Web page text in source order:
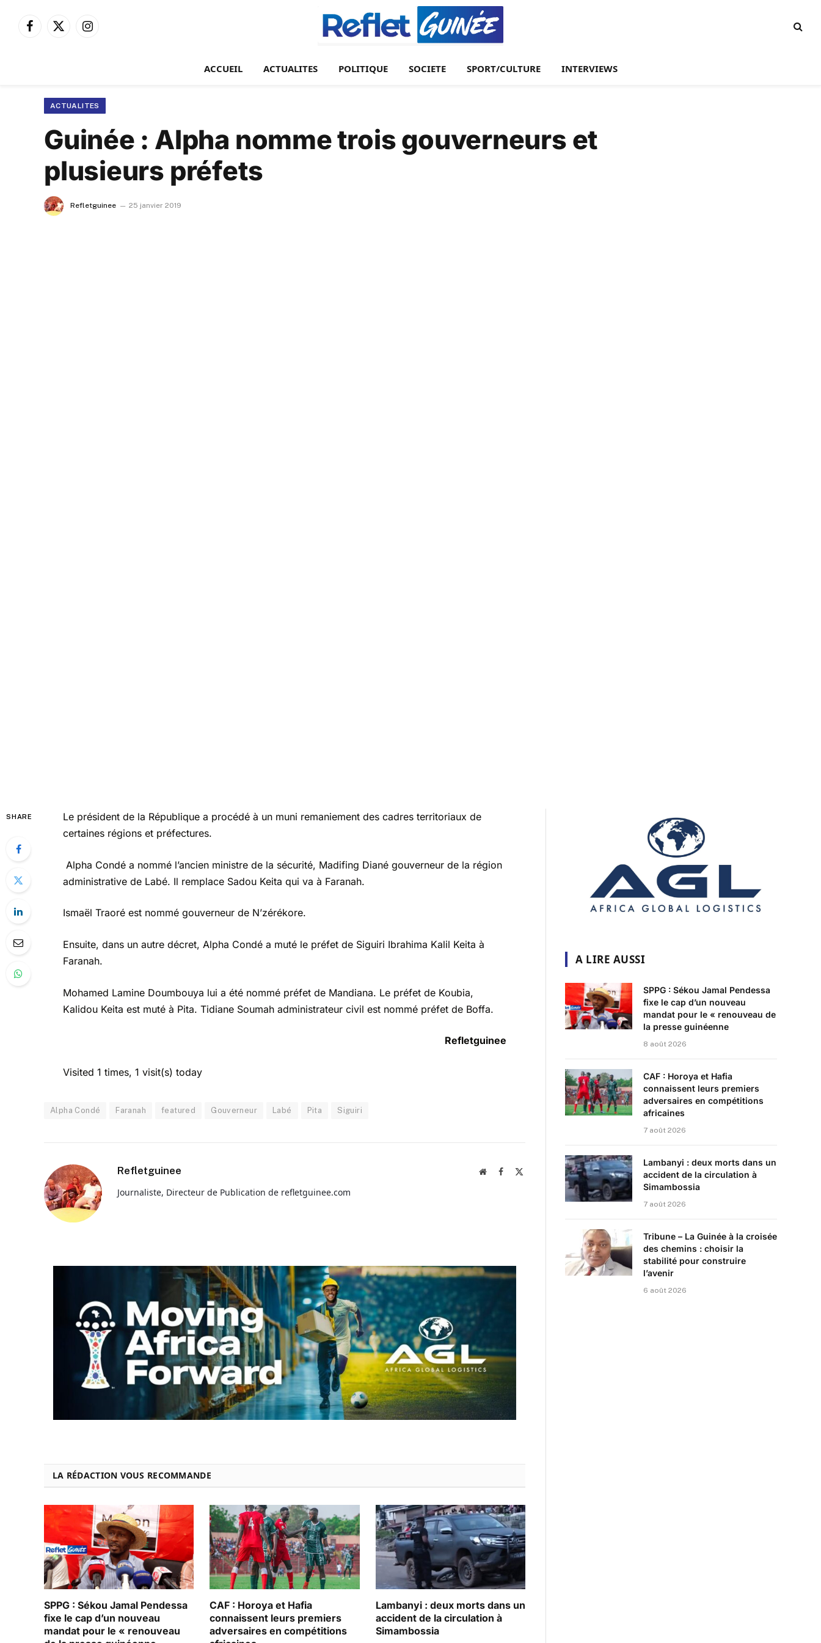
Facebook
X
Instagram
ACCUEIL ACTUALITES POLITIQUE SOCIETE SPORT/CULTURE INTERVIEWS
ACTUALITES
Guinée : Alpha nomme trois gouverneurs et
plusieurs préfets
Refletguinee 25 janvier 2019
SHARE
Le président de la République a procédé à un muni remaniement des cadres territoriaux de
certaines régions et préfectures.
Alpha Condé a nommé l’ancien ministre de la sécurité, Madifing Diané gouverneur de la région
administrative de Labé. Il remplace Sadou Keita qui va à Faranah.
Ismaël Traoré est nommé gouverneur de N’zérékore.
Ensuite, dans un autre décret, Alpha Condé a muté le préfet de Siguiri Ibrahima Kalil Keita à
Faranah.
Mohamed Lamine Doumbouya lui a été nommé préfet de Mandiana. Le préfet de Koubia,
Kalidou Keita est muté à Pita. Tidiane Soumah administrateur civil est nommé préfet de Boffa.
Refletguinee
Visited 1 times, 1 visit(s) today
Alpha Condé Faranah featured Gouverneur Labé Pita Siguiri
Refletguinee WebsiteFacebook
Journaliste, Directeur de Publication de refletguinee.com
LA RÉDACTION VOUS RECOMMANDE
SPPG : Sékou Jamal Pendessa
fixe le cap d’un nouveau
mandat pour le « renouveau
CAF : Horoya et Hafia
connaissent leurs premiers
adversaires en compétitions
Lambanyi : deux morts dans un
accident de la circulation à
Simambossia
A LIRE AUSSI
SPPG : Sékou Jamal Pendessa
fixe le cap d’un nouveau
mandat pour le « renouveau de
la presse guinéenne
8 août 2026
CAF : Horoya et Hafia
connaissent leurs premiers
adversaires en compétitions
africaines
7 août 2026
Lambanyi : deux morts dans un
accident de la circulation à
Simambossia
7 août 2026
Tribune – La Guinée à la croisée
des chemins : choisir la
stabilité pour construire
l’avenir
6 août 2026